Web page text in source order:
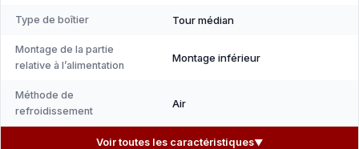
Type de boîtier Tour médian
Montage de la partie
relative à l’alimentation
Montage inférieur
Méthode de
refroidissement
Air
Voir toutes les caractéristiques▼